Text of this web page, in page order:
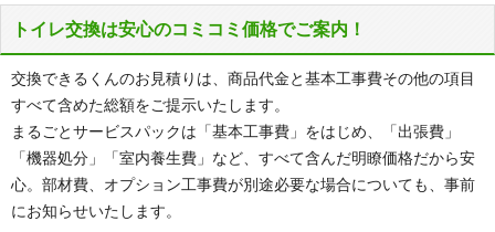
マ行
真鶴、緑ケ丘、南丘、三萩野、都、妙見町、室町、明和
ヤ行 山田町、吉野町
ワ行 若富士町
ア行
安部山、石田町、石田南、石原町、市丸、井手浦、合
馬、長行、長行東、長行西
カ行
隠蓑、頂吉、上石田、上葛原、上曽根、上曽根新町、上
網駅
JR日田彦山線
城野駅、石田駅、志井公園駅、志井
城野駅、北方駅、競馬場前駅、守恒
駅、徳力公団前駅、徳力嵐山口駅、志
井駅、企救丘駅
JR鹿児島本線 九州工大前駅、戸畑駅
JR日豊本線
トイレ交換は安心のコミコミ価格でご案内！
交換できるくんのお見積りは、商品代金と基本工事費その他の項目
すべて含めた総額をご提示いたします。
まるごとサービスパックは「基本工事費」をはじめ、「出張費」
「機器処分」「室内養生費」など、すべて含んだ明瞭価格だから安
心。部材費、オプション工事費が別途必要な場合についても、事前
にお知らせいたします。